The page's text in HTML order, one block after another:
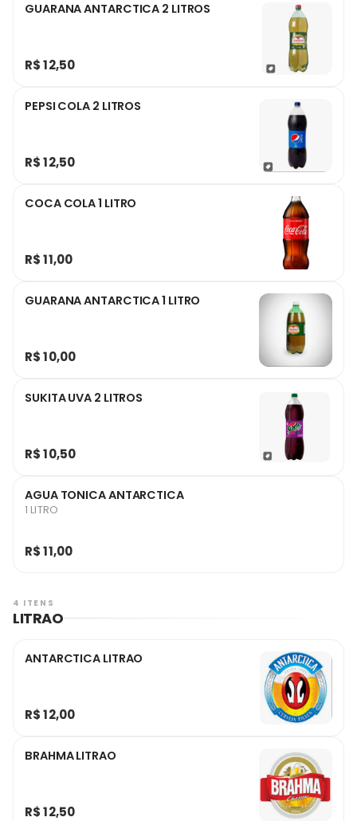
GUARANA ANTARCTICA 2 LITROS
R$ 12,50
PEPSI COLA 2 LITROS
R$ 12,50
COCA COLA 1 LITRO
R$ 11,00
GUARANA ANTARCTICA 1 LITRO
R$ 10,00
SUKITA UVA 2 LITROS
R$ 10,50
AGUA TONICA ANTARCTICA
1 LITRO
R$ 11,00
4 ITENS
LITRAO
ANTARCTICA LITRAO
R$ 12,00
BRAHMA LITRAO
R$ 12,50